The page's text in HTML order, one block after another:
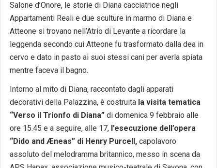
Salone d’Onore, le storie di Diana cacciatrice negli
Appartamenti Reali e due sculture in marmo di Diana e
Atteone si trovano nell’Atrio di Levante a ricordare la
leggenda secondo cui Atteone fu trasformato dalla dea in
cervo e dato in pasto ai suoi stessi cani per averla spiata
mentre faceva il bagno.
Intorno al mito di Diana, raccontato dagli apparati
decorativi della Palazzina, è costruita la visita tematica
“Verso il Trionfo di Diana” di domenica 9 febbraio alle
ore 15.45 e a seguire, alle 17, l’esecuzione dell’opera
“Dido and Æneas” di Henry Purcell, capolavoro
assoluto del melodramma britannico, messo in scena da